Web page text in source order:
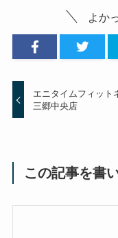
よか
エニタイムフィット
三郷中央店
この記事を書